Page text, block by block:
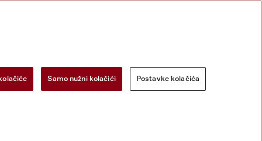
Samo nužni kolačići Postavke kolačića